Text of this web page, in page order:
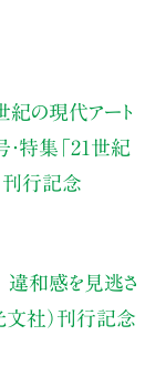
紀の現代アート
特集「21世紀
刊行記念
違和感を見逃さ
文社）刊行記念